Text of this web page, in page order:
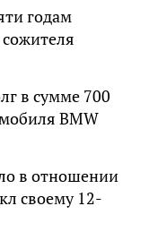
годам
в сумме 700
BMW
в отношении
своему 12-